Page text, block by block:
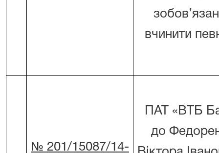
вчинити
№ 201/15087/14-
ПАТ «ВТБ
до